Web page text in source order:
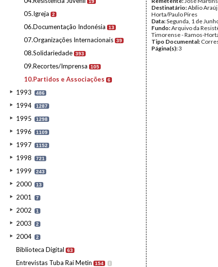
19
05.Igreja 2
06.Documentação Indonésia 13
07.Organizações Internacionais 39
08.Solidariedade 393
09.Recortes/Imprensa 105
10.Partidos e Associações 6
1993 486
1994 1287
1995 1298
1996 1109
1997 1152
1998 721
1999 243
2000 13
2001 7
2002 1
2003 2
2004 2
Biblioteca Digital 63
Entrevistas Tuba Rai Metin 154 I
Destinatário:Abílio
Horta/Paulo Pires
Data:Segunda, 1 de
Fundo:Arquivo da
Timorense - Ramos-
Tipo Documental:
Página(s):3